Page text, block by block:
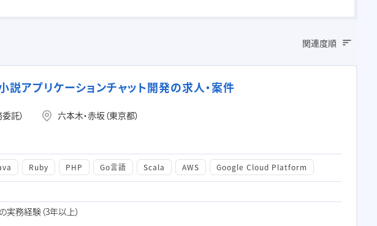
関連度順
プリケーションチャット開発の求人・案件
託） 六本木・赤坂（東京都）
Ruby PHP Go言語 Scala AWS Google Cloud Platform
実務経験（3年以上）